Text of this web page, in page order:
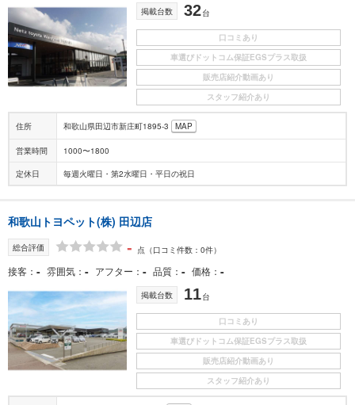
掲載台数 32台
口コミあり
車選びドットコム保証EGSプラス取扱
販売店紹介動画あり
スタッフ紹介あり
住所 和歌山県田辺市新庄町1895-3 MAP
営業時間 1000〜1800
定休日 毎週火曜日・第2水曜日・平日の祝日
和歌山トヨペット(株) 田辺店
総合評価 - 点 （口コミ件数：0件）
接客 - 雰囲気 - アフター - 品質 - 価格 -
掲載台数 11台
口コミあり
車選びドットコム保証EGSプラス取扱
販売店紹介動画あり
スタッフ紹介あり